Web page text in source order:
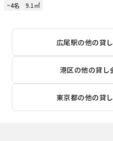
~4名 9.1㎡
広尾駅の他の貸
港区の他の貸し
東京都の他の貸